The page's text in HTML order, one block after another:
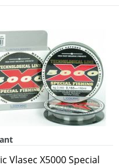
Vlasec X5000 Special